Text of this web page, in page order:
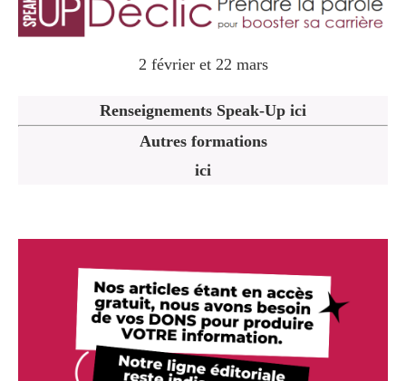
2 février et 22 mars
Renseignements Speak-Up ici
Autres formations
ici